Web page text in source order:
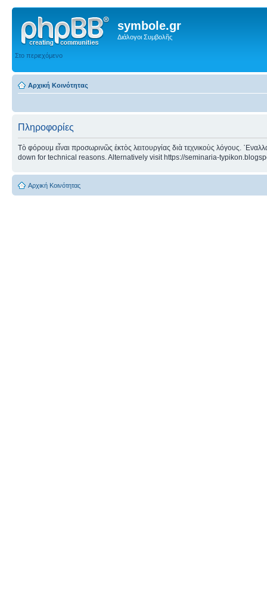
symbole.gr
Διάλογοι Συμβολῆς
Στο περιεχόμενο
Αρχική Κοινότητας
Πληροφορίες
Τὸ φόρουμ εἶναι προσωρινῶς ἐκτὸς λειτουργίας διὰ τεχνικοὺς λόγους.
down for technical reasons. Alternatively visit https://seminaria-
Αρχική Κοινότητας